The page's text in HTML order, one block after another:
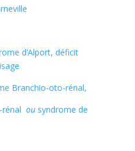
d’Alport, déficit
Branchio-oto-rénal,
ousyndrome de